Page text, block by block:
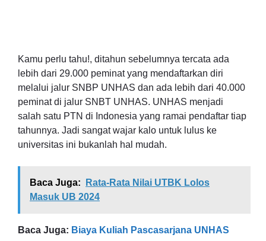
Kamu perlu tahu!, ditahun sebelumnya tercata ada
lebih dari 29.000 peminat yang mendaftarkan diri
melalui jalur SNBP UNHAS dan ada lebih dari 40.000
peminat di jalur SNBT UNHAS. UNHAS menjadi
salah satu PTN di Indonesia yang ramai pendaftar tiap
tahunnya. Jadi sangat wajar kalo untuk lulus ke
universitas ini bukanlah hal mudah.
Baca Juga:
Rata-Rata Nilai UTBK Lolos
Masuk UB 2024
Baca Juga: Biaya Kuliah Pascasarjana UNHAS